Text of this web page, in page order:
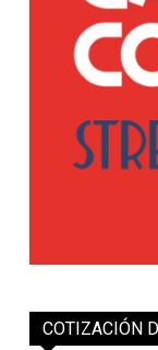
COTIZACIÓN